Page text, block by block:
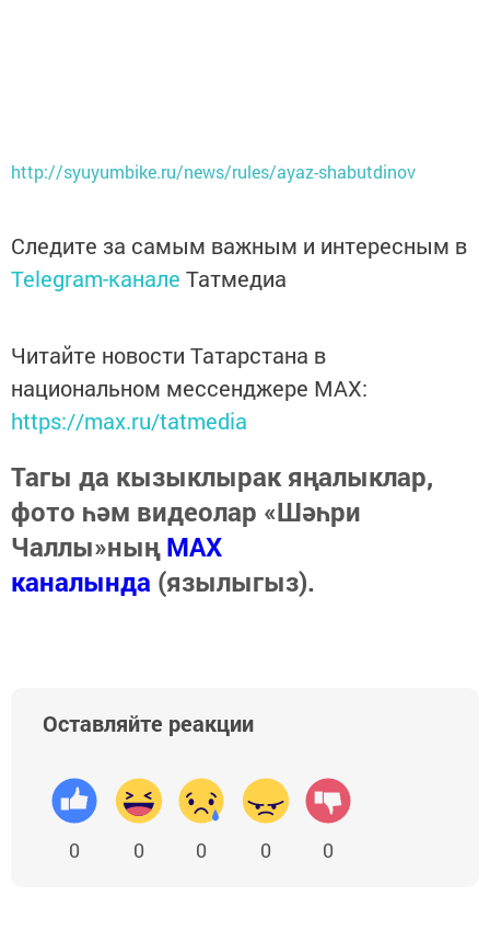
http://syuyumbike.ru/news/rules/ayaz-shabutdinov
Следите за самым важным и интересным в
Telegram-канале Татмедиа
Читайте новости Татарстана в
национальном мессенджере MАХ:
https://max.ru/tatmedia
Тагы да кызыклырак яңалыклар,
фото һәм видеолар «Шәһри
Чаллы»ныңMAX
каналында (язылыгыз).
Оставляйте реакции
0 0 0 0 0